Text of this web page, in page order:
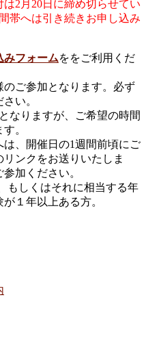
2月20日に締め切らせてい
帯へは引き続きお申し込み
みフォームををご利用くだ
のご参加となります。必ず
い。
なりますが、ご希望の時間
。
、開催日の1週間前頃にご
ンクをお送りいたしま
加ください。
もしくはそれに相当する年
１年以上ある方。